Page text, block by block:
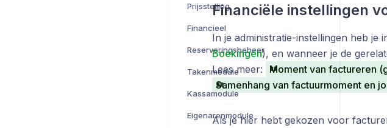
Prijsstelling
Financieel
Reserveringsbeheer
Takenmodule
Kassamodule
Eigenarenmodule
Financiële instellingen
In je administratie-instellingen heb je
Boekingen), en wanneer je de
Lees meer:
Moment van factureren
Als je hier hebt gekozen voor